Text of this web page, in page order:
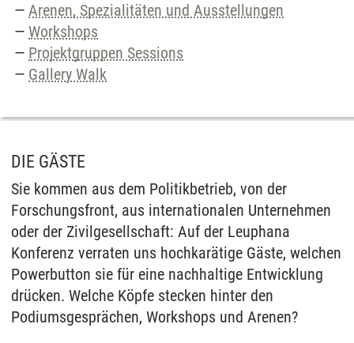
Arenen, Spezialitäten und Ausstellungen
Workshops
Projektgruppen Sessions
Gallery Walk
DIE GÄSTE
Sie kommen aus dem Politikbetrieb, von der
Forschungsfront, aus internationalen Unternehmen
oder der Zivilgesellschaft: Auf der Leuphana
Konferenz verraten uns hochkarätige Gäste, welchen
Powerbutton sie für eine nachhaltige Entwicklung
drücken. Welche Köpfe stecken hinter den
Podiumsgesprächen, Workshops und Arenen?